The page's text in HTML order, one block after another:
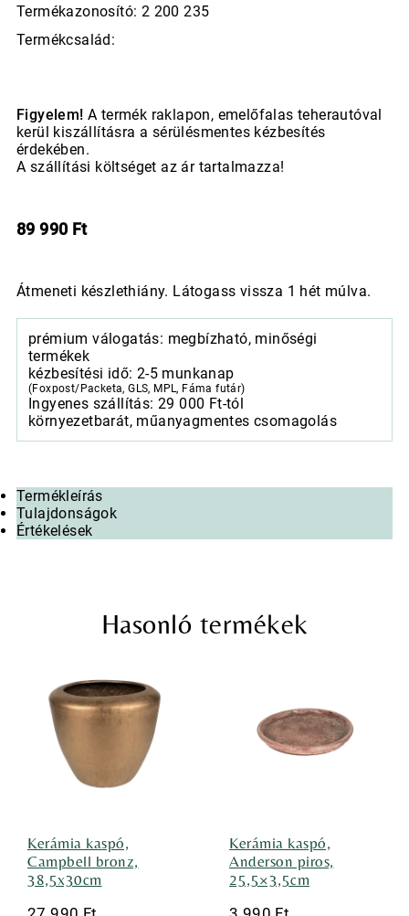
Termékazonosító: 2 200 235
Termékcsalád:
Figyelem! A termék raklapon, emelőfalas teherautóval
kerül kiszállításra a sérülésmentes kézbesítés
érdekében.
A szállítási költséget az ár tartalmazza!
89 990 Ft
Átmeneti készlethiány. Látogass vissza 1 hét múlva.
prémium válogatás: megbízható, minőségi
termékek
kézbesítési idő: 2-5 munkanap
(Foxpost/Packeta, GLS, MPL, Fáma futár)
Ingyenes szállítás: 29 000 Ft-tól
környezetbarát, műanyagmentes csomagolás
Termékleírás
Tulajdonságok
Értékelések
Hasonló termékek
Kerámia kaspó,
Campbell bronz,
38,5x30cm
Kerámia kaspó,
Anderson piros,
25,5×3,5cm